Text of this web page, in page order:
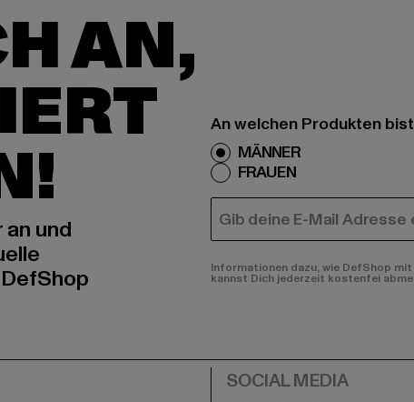
AN,
und
An welchen Produkten
MÄNNER
FRAUEN
E-MAIL
Informationen dazu, wie DefShop
kannst Dich jederzeit kostenfei